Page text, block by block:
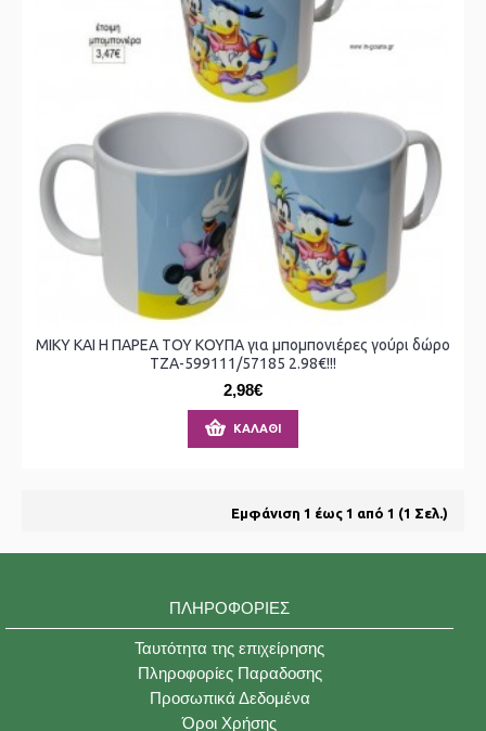
ΜΙΚΥ ΚΑΙ Η ΠΑΡΕΑ ΤΟΥ ΚΟΥΠΑ για μπομπονιέρες γούρι δώρο
ΤΖΑ-599111/57185 2.98€!!!
2,98€
ΚΑΛΆΘΙ
Εμφάνιση 1 έως 1 από 1 (1 Σελ.)
ΠΛΗΡΟΦΟΡΊΕΣ
Ταυτότητα της επιχείρησης
Πληροφορίες Παραδοσης
Προσωπικά Δεδομένα
Όροι Χρήσης